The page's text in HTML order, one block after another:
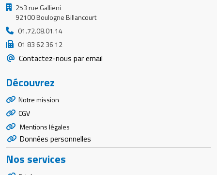
253 rue Gallieni
92100 Boulogne Billancourt
01.72.08.01.14
01 83 62 36 12
Contactez-nous par email
Découvrez
Notre mission
CGV
Mentions légales
Données personnelles
Nos services